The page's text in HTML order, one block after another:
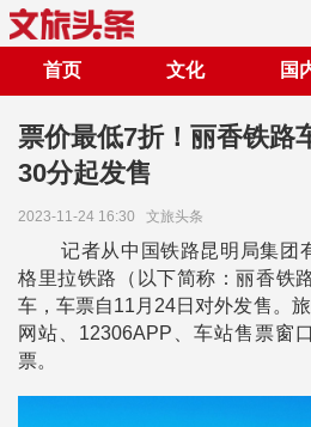
首页 文化 国
票价最低7折！丽香铁路
30分起发售
2023-11-24 16:30 文旅头条
记者从中国铁路昆明局集团
格里拉铁路（以下简称：丽香铁
车，车票自11月24日对外发售。
网站、12306APP、车站售票窗
票。